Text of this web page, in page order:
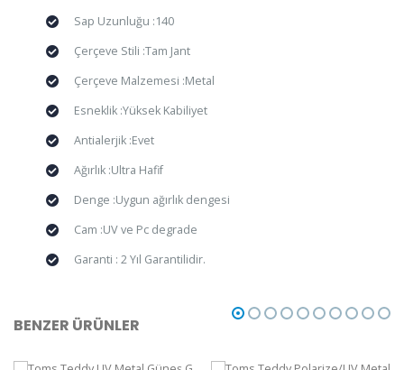
Sap Uzunluğu :140
Çerçeve Stili :Tam Jant
Çerçeve Malzemesi :Metal
Esneklik :Yüksek Kabiliyet
Antialerjik :Evet
Ağırlık :Ultra Hafif
Denge :Uygun ağırlık dengesi
Cam :UV ve Pc degrade
Garanti : 2 Yıl Garantilidir.
BENZER ÜRÜNLER